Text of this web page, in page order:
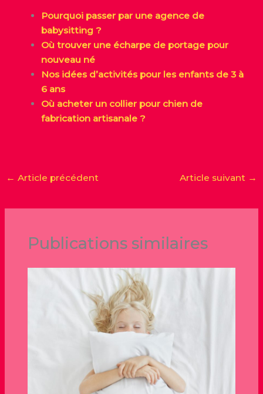
Pourquoi passer par une agence de
babysitting ?
Où trouver une écharpe de portage pour
nouveau né
Nos idées d’activités pour les enfants de 3 à
6 ans
Où acheter un collier pour chien de
fabrication artisanale ?
← Article précédent Article suivant →
Publications similaires